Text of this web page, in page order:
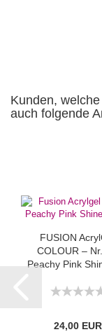
Kunden,
auch folgende
FUSION
COLOUR –
Peachy Pink
24,00 EUR